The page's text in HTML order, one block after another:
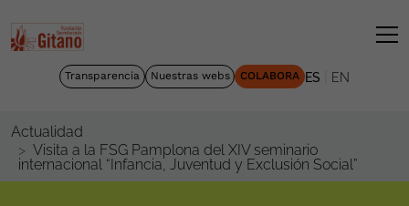
Transparencia Nuestras webs COLABORA ES EN
Actualidad
Visita a la FSG Pamplona del XIV seminario
internacional “Infancia, Juventud y Exclusión Social”